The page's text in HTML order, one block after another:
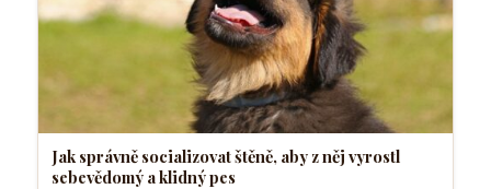
Jak správně socializovat štěně, aby z něj vyrostl
sebevědomý a klidný pes